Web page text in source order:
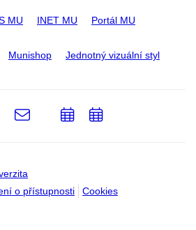
MU INET MU Portál MU
Munishop Jednotný vizuální styl
o přístupnosti Cookies
LinkedIn
e-
PřidatPřidat